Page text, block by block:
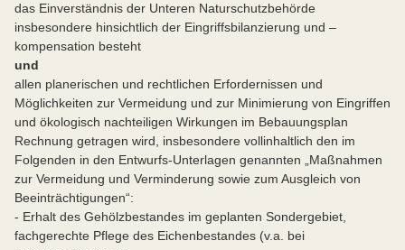
das Einverständnis der Unteren Naturschutzbehörde
insbesondere hinsichtlich der Eingriffsbilanzierung und –
kompensation besteht
und
allen planerischen und rechtlichen Erfordernissen und
Möglichkeiten zur Vermeidung und zur Minimierung von Eingriffen
und ökologisch nachteiligen Wirkungen im Bebauungsplan
Rechnung getragen wird, insbesondere vollinhaltlich den im
Folgenden in den Entwurfs-Unterlagen genannten „Maßnahmen
zur Vermeidung und Verminderung sowie zum Ausgleich von
Beeinträchtigungen“:
- Erhalt des Gehölzbestandes im geplanten Sondergebiet,
fachgerechte Pflege des Eichenbestandes (v.a. bei